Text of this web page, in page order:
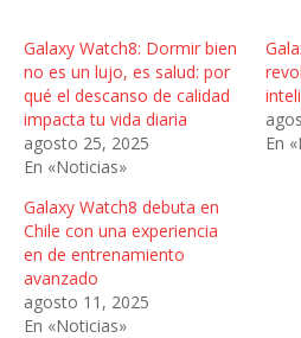
n
d
o
.
.
Galaxy Watch8: Dormir bien
no es un lujo, es salud: por
qué el descanso de calidad
impacta tu vida diaria
agosto 25, 2025
En «Noticias»
En
Galaxy Watch8 debuta en
Chile con una experiencia
en de entrenamiento
avanzado
agosto 11, 2025
En «Noticias»